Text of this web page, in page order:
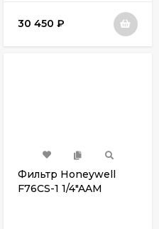
30 450 ₽
Фильтр Honeywell
F76CS-1 1/4"AAМ